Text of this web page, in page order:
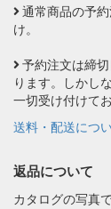
通常商品の予
け。
予約注文は締
ります。しかし
一切受け付けて
送料・配送につ
返品について
カタログの写真